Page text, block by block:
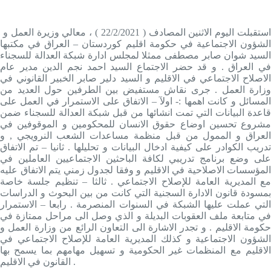
الشؤون الاجتماعية في حكومة اقليم كوردستان – العراق في مكتبها
السيد شوان صابر مصطفى ممثلا لمجلس ادارة شبكة العدالة للسجناء
في العراق . و قد حضر الاجتماع السيد احمد نجم الدين مدير عام
الاصلاح الاجتماعي في الاقليم و السيد دلير صابر الخبير القانوني في
وزارة العمل . جرى نقاش مستفيض بين الطرفين حول العديد من
المسائل و كانت اهمها :- اولآ – الاتفاق على الاستمرار في العمل على
قاعدة البيانات التي تمت انشائها من قبل شبكة العدالة للسجناء ضمن
مشروع تحسين اوضاع حقوق الانسان للمحكومين و الموقوفين في
العراق و الممول من قبل منظمة مساعدات الشعب النرويجي , و
تدريب الكوادر على كيفية ادخال البيانات و تحليلها . ثانيا – تم الاتفاق
على وضع برنامج تدريبي لكافة الباحثين الاجتماعيين العاملين في
المؤسسات الاصلاحية في الاقليم و وفقا لجدول زمني يتم الاتفاق عليه
مع المديرية العامة للإصلاح الاجتماعي . ثالثا – تنظيم جلسة خاصة
بمسودة قانون الادارة السجنية التي كانت من بين البحوث و الدراسات
التي عملت عليها الشبكة في السنوات المنصرمة . رابعا – الاستمرار
في متابعة ملف العقوبات البديلة و الذي وصل الى مراحل ممتازة في
حكومة الاقليم . و تجدر الاشارة الى التعاون الرائع من وزارة العمل و
الشؤون الاجتماعية و كذلك المديرية العامة للإصلاح الاجتماعي في
الاقليم مع المنظمات غير الحكومية و تسهيل مهامهم بما يسمح بها
القانون في الاقليم .